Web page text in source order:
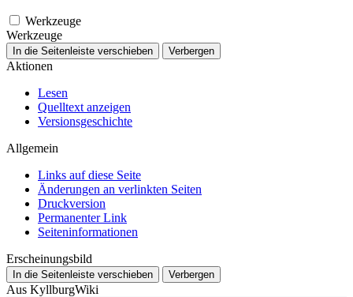
Werkzeuge
Werkzeuge
In die Seitenleiste verschieben Verbergen
Aktionen
Lesen
Quelltext anzeigen
Versionsgeschichte
Allgemein
Links auf diese Seite
Änderungen an verlinkten Seiten
Druckversion
Permanenter Link
Seiten­­informationen
Erscheinungsbild
In die Seitenleiste verschieben Verbergen
Aus KyllburgWiki